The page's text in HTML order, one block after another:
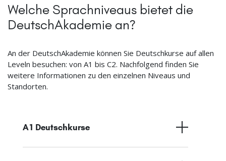
Welche Sprachniveaus bietet die
DeutschAkademie an?
An der DeutschAkademie können Sie Deutschkurse auf allen
Leveln besuchen: von A1 bis C2. Nachfolgend finden Sie
weitere Informationen zu den einzelnen Niveaus und
Standorten.
A1 Deutschkurse